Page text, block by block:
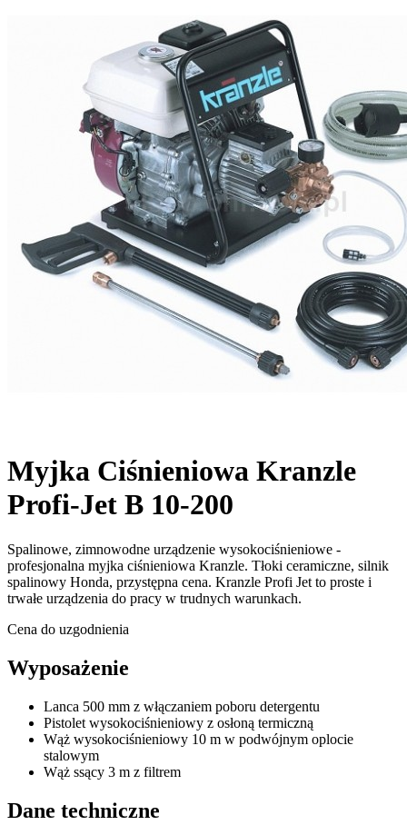
Myjka Ciśnieniowa Kranzle
Profi-Jet B 10-200
Spalinowe, zimnowodne urządzenie wysokociśnieniowe -
profesjonalna myjka ciśnieniowa Kranzle. Tłoki ceramiczne, silnik
spalinowy Honda, przystępna cena. Kranzle Profi Jet to proste i
trwałe urządzenia do pracy w trudnych warunkach.
Cena do uzgodnienia
Wyposażenie
Lanca 500 mm z włączaniem poboru detergentu
Pistolet wysokociśnieniowy z osłoną termiczną
Wąż wysokociśnieniowy 10 m w podwójnym oplocie
stalowym
Wąż ssący 3 m z filtrem
Dane techniczne